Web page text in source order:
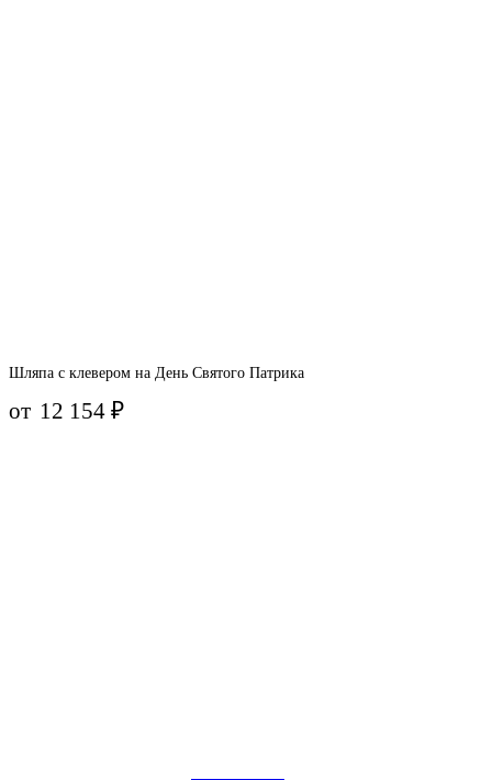
Шляпа с клевером на День Святого Патрика
от 12 154₽